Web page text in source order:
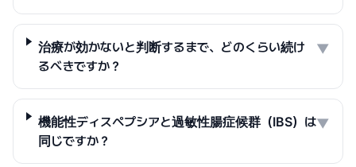
治療が効かないと判断するまで、どのくらい続け
るべきですか？
▼
機能性ディスペプシアと過敏性腸症候群（IBS）は
同じですか？
▼